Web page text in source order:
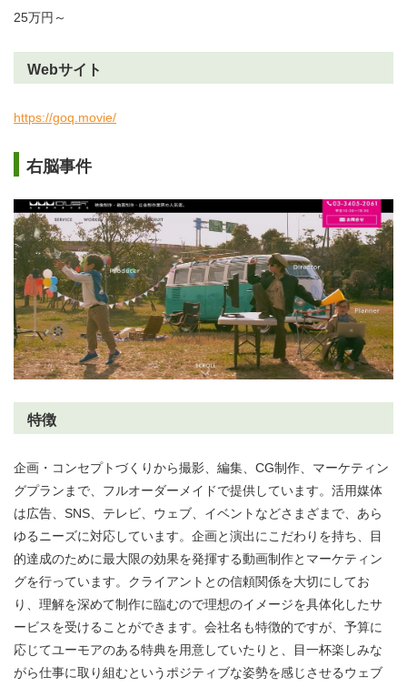
25万円～
Webサイト
https://goq.movie/
右脳事件
特徴
企画・コンセプトづくりから撮影、編集、CG制作、マーケティン
グプランまで、フルオーダーメイドで提供しています。活用媒体
は広告、SNS、テレビ、ウェブ、イベントなどさまざまで、あら
ゆるニーズに対応しています。企画と演出にこだわりを持ち、目
的達成のために最大限の効果を発揮する動画制作とマーケティン
グを行っています。クライアントとの信頼関係を大切にしてお
り、理解を深めて制作に臨むので理想のイメージを具体化したサ
ービスを受けることができます。会社名も特徴的ですが、予算に
応じてユーモアのある特典を用意していたりと、目一杯楽しみな
がら仕事に取り組むというポジティブな姿勢を感じさせるウェブ